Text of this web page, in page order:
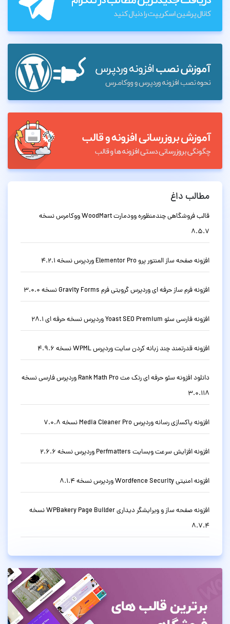
مطالب داغ
قالب فروشگاهی چندمنظوره وودمارت WoodMart ووکامرس نسخه
8.5.7
افزونه صفحه ساز المنتور پرو Elementor Pro وردپرس نسخه 4.2.1
افزونه فرم ساز حرفه ای وردپرس گرویتی فرم Gravity Forms نسخه 3.0.0
افزونه فارسی سئو Yoast SEO Premium وردپرس نسخه حرفه ای 28.1
افزونه قدرتمند چند زبانه کردن سایت وردپرس WPML نسخه 4.9.6
دانلود افزونه سئو حرفه ای رنک مث Rank Math Pro وردپرس فارسی نسخه
3.0.118
افزونه پاکسازی رسانه وردپرس Media Cleaner Pro نسخه 7.0.8
افزونه افزایش سرعت وبسایت Perfmatters وردپرس نسخه 2.6.6
افزونه امنیتی Wordfence Security وردپرس نسخه 8.1.4
افزونه صفحه ساز و ویرایشگر دیداری WPBakery Page Builder نسخه
8.7.4